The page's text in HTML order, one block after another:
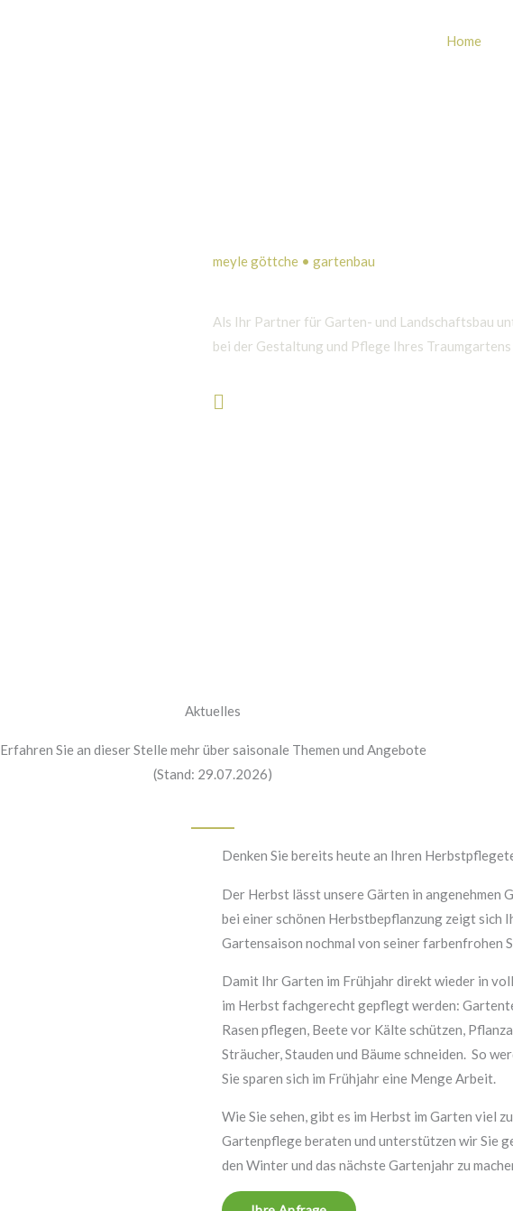
Home
meyle göttche • gartenbau
Als Ihr Partner für Garten- und Landschaftsbau
bei der Gestaltung und Pflege Ihres Traumgartens
Aktuelles
Erfahren Sie an dieser Stelle mehr über saisonale Themen und Angebote
(Stand: 29.07.2026)
Denken Sie bereits heute an Ihren
Der Herbst lässt unsere Gärten in angenehmen
bei einer schönen Herbstbepflanzung zeigt sich
Gartensaison nochmal von seiner farbenfrohen
Damit Ihr Garten im Frühjahr direkt wieder in
im Herbst fachgerecht gepflegt werden:
Rasen pflegen, Beete vor Kälte schützen,
Sträucher, Stauden und Bäume schneiden. So
Sie sparen sich im Frühjahr eine Menge Arbeit.
Wie Sie sehen, gibt es im Herbst im Garten viel
Gartenpflege beraten und unterstützen wir Sie
den Winter und das nächste Gartenjahr zu